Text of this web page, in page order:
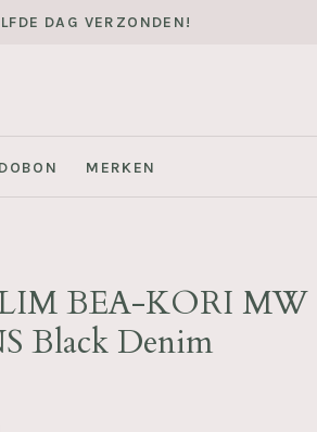
DAG VERZONDEN!
MERKEN
BEA-KORI MW
Black Denim